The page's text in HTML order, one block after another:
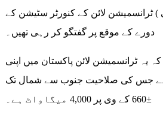
لائن کے کنورٹر سٹیشن کے
دورے کے موقع پر گفتگو کر رہی تھیں۔
کہ یہ ٹرانسمیشن لائن پاکستان میں اپنی
ہے جس کی صلاحیت جنوب سے شمال تک
±660 کے وی پر 4,000 میگاواٹ ہے۔